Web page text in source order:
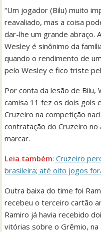
“Um jogador (Bilu) muito
reavaliado, mas a coisa
dar-lhe um grande abraço.
Wesley é sinônimo da
quando o rendimento de
pelo Wesley e fico triste
Por conta da lesão de Bilu,
camisa 11 fez os dois gols
Cruzeiro na competição
contratação do Cruzeiro no
marcar.
Leia também: Cruzeiro
brasileira; até oito jogos
Outra baixa do time foi
recebeu o terceiro cartão
Ramiro já havia recebido
vitórias sobre o Grêmio,